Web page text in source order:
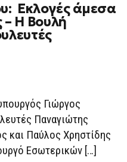
Εκλογές άμεσα
– Η Βουλή
Γιώργος
Παναγιώτης
και Παύλος Χρηστίδης
Εσωτερικών […]